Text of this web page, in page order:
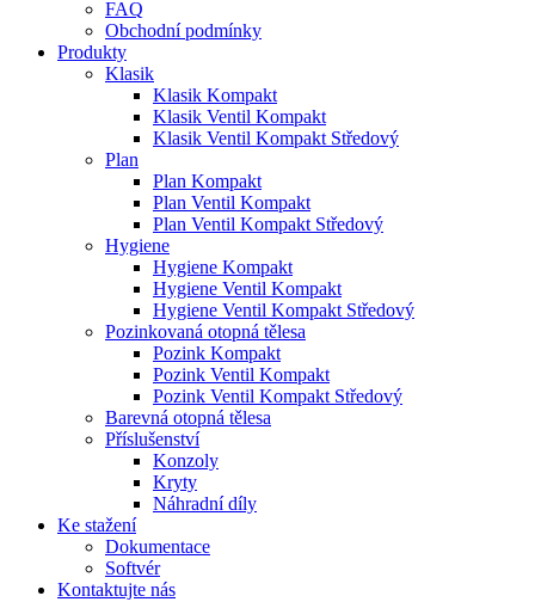
FAQ
Obchodní podmínky
Produkty
Klasik
Klasik Kompakt
Klasik Ventil Kompakt
Klasik Ventil Kompakt Středový
Plan
Plan Kompakt
Plan Ventil Kompakt
Plan Ventil Kompakt Středový
Hygiene
Hygiene Kompakt
Hygiene Ventil Kompakt
Hygiene Ventil Kompakt Středový
Pozinkovaná otopná tělesa
Pozink Kompakt
Pozink Ventil Kompakt
Pozink Ventil Kompakt Středový
Barevná otopná tělesa
Příslušenství
Konzoly
Kryty
Náhradní díly
Ke stažení
Dokumentace
Softvér
Kontaktujte nás